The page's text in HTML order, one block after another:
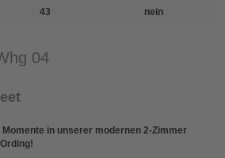
43
nein
04
in unserer modernen 2-Zimmer